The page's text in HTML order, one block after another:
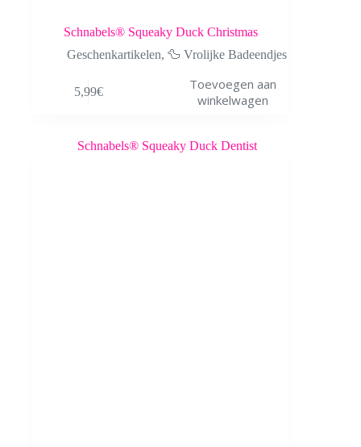
Schnabels® Squeaky Duck Christmas
Geschenkartikelen, 🦆 Vrolijke Badeendjes
5,99€
Toevoegen aan
winkelwagen